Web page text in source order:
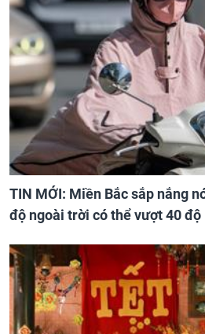
TIN MỚI: Miền Bắc sắp nắng
độ ngoài trời có thể vượt 40 độ